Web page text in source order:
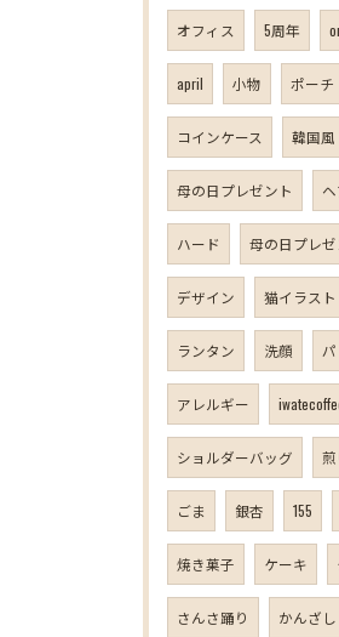
オフィス 5周年
april 小物 ポーチ
コインケース 韓国風
母の日プレゼント
ハード 母の日プレ
デザイン 猫イラスト
ランタン 洗顔
アレルギー
ショルダーバッグ
ごま 銀杏 155
焼き菓子 ケーキ
さんさ踊り かんざし